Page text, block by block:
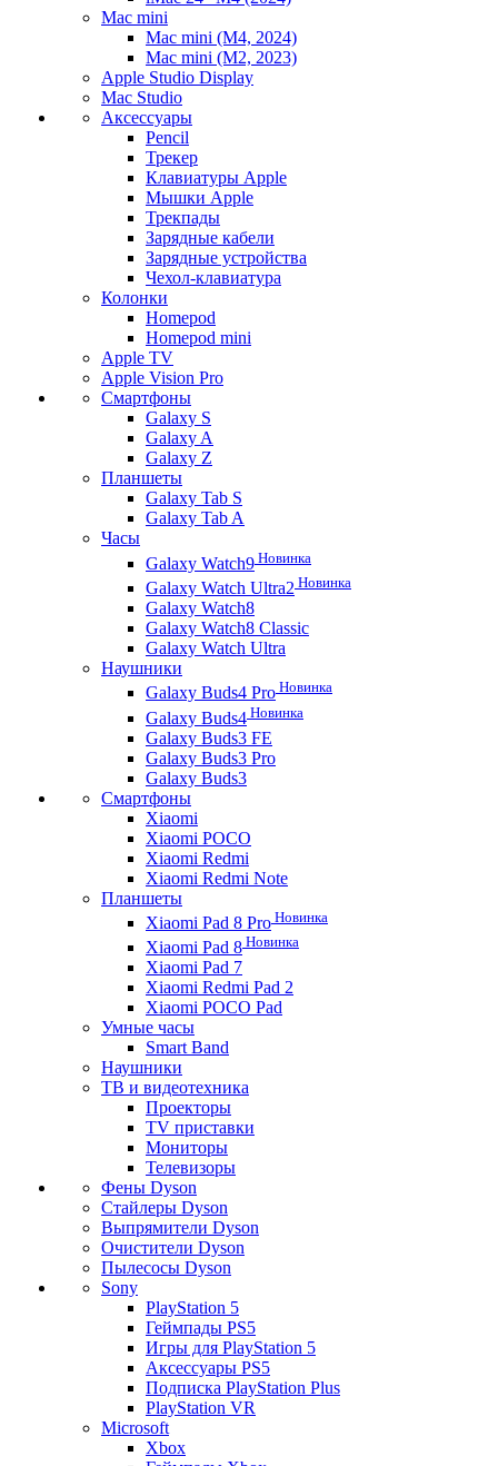
Mac mini
Mac mini (M4, 2024)
Mac mini (M2, 2023)
Apple Studio Display
Mac Studio
Аксессуары
Pencil
Трекер
Клавиатуры Apple
Мышки Apple
Трекпады
Зарядные кабели
Зарядные устройства
Чехол-клавиатура
Колонки
Homepod
Homepod mini
Apple TV
Apple Vision Pro
Смартфоны
Galaxy S
Galaxy A
Galaxy Z
Планшеты
Galaxy Tab S
Galaxy Tab A
Часы
Galaxy Watch9 Новинка
Galaxy Watch Ultra2 Новинка
Galaxy Watch8
Galaxy Watch8 Classic
Galaxy Watch Ultra
Наушники
Galaxy Buds4 Pro Новинка
Galaxy Buds4 Новинка
Galaxy Buds3 FE
Galaxy Buds3 Pro
Galaxy Buds3
Смартфоны
Xiaomi
Xiaomi POCO
Xiaomi Redmi
Xiaomi Redmi Note
Планшеты
Xiaomi Pad 8 Pro Новинка
Xiaomi Pad 8 Новинка
Xiaomi Pad 7
Xiaomi Redmi Pad 2
Xiaomi POCO Pad
Умные часы
Smart Band
Наушники
ТВ и видеотехника
Проекторы
TV приставки
Мониторы
Телевизоры
Фены Dyson
Стайлеры Dyson
Выпрямители Dyson
Очистители Dyson
Пылесосы Dyson
Sony
PlayStation 5
Геймпады PS5
Игры для PlayStation 5
Аксессуары PS5
Подписка PlayStation Plus
PlayStation VR
Microsoft
Xbox